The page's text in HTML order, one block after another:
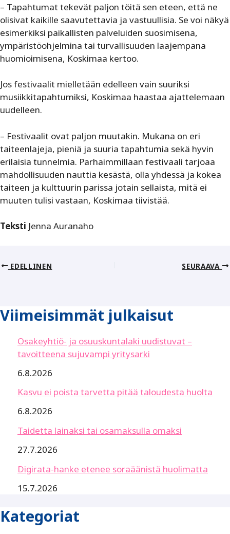
– Tapahtumat tekevät paljon töitä sen eteen, että ne
olisivat kaikille saavutettavia ja vastuullisia. Se voi näkyä
esimerkiksi paikallisten palveluiden suosimisena,
ympäristöohjelmina tai turvallisuuden laajempana
huomioimisena, Koskimaa kertoo.
Jos festivaalit mielletään edelleen vain suuriksi
musiikkitapahtumiksi, Koskimaa haastaa ajattelemaan
uudelleen.
– Festivaalit ovat paljon muutakin. Mukana on eri
taiteenlajeja, pieniä ja suuria tapahtumia sekä hyvin
erilaisia tunnelmia. Parhaimmillaan festivaali tarjoaa
mahdollisuuden nauttia kesästä, olla yhdessä ja kokea
taiteen ja kulttuurin parissa jotain sellaista, mitä ei
muuten tulisi vastaan, Koskimaa tiivistää.
Teksti Jenna Auranaho
EDELLINEN SEURAAVA
Viimeisimmät julkaisut
Osakeyhtiö- ja osuuskuntalaki uudistuvat –
tavoitteena sujuvampi yritysarki
6.8.2026
Kasvu ei poista tarvetta pitää taloudesta huolta
6.8.2026
Taidetta lainaksi tai osamaksulla omaksi
27.7.2026
Digirata-hanke etenee soraäänistä huolimatta
15.7.2026
Kategoriat